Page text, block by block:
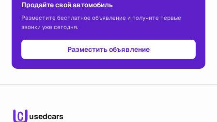
Продайте свой автомобиль
Разместите бесплатное объявление и получите первые
звонки уже сегодня.
Разместить объявление
usedcars